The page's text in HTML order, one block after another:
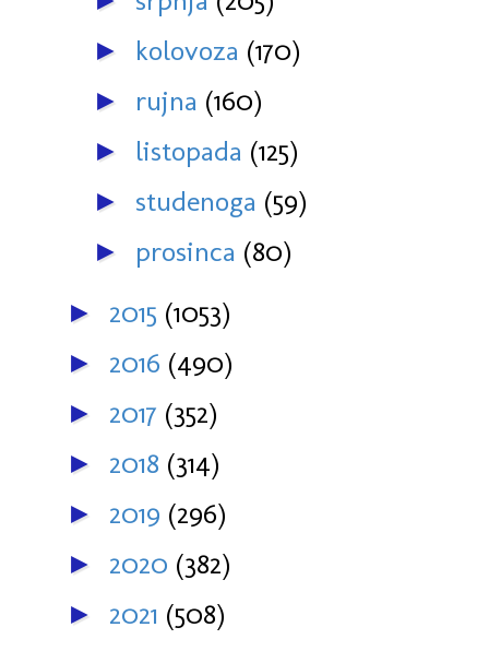
► kolovoza (170)
► rujna (160)
► listopada (125)
► studenoga (59)
► prosinca (80)
► 2015 (1053)
► 2016 (490)
► 2017 (352)
► 2018 (314)
► 2019 (296)
► 2020 (382)
► 2021 (508)